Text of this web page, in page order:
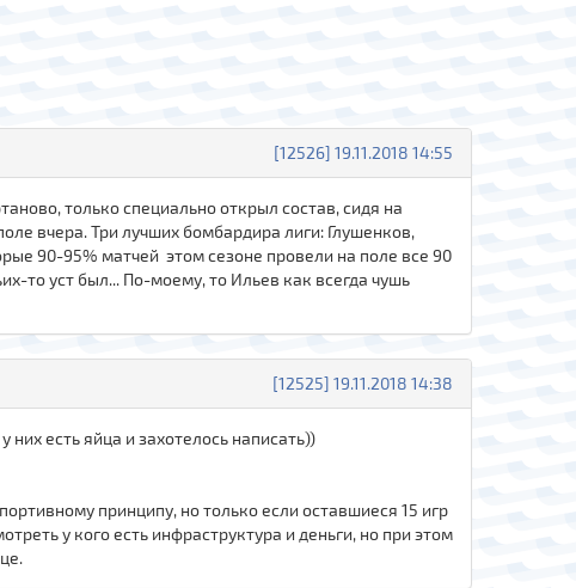
[12526] 19.11.2018 14:55
только специально открыл состав, сидя на
вчера. Три лучших бомбардира лиги: Глушенков,
90-95% матчей этом сезоне провели на поле все 90
то уст был... По-моему, то Ильев как всегда чушь
[12525] 19.11.2018 14:38
есть яйца и захотелось написать))
принципу, но только если оставшиеся 15 игр
у кого есть инфраструктура и деньги, но при этом